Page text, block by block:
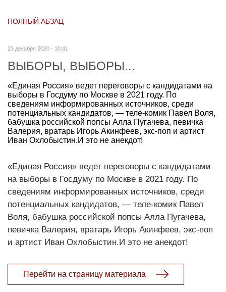
ПОЛНЫЙ АБЗАЦ
23 декабря 2020 - 10:41
ВЫБОРЫ, ВЫБОРЫ...
«Единая Россия» ведет переговоры с кандидатами на
выборы в Госдуму по Москве в 2021 году. По
сведениям информированных источников, среди
потенциальных кандидатов, — теле-комик Павел Воля,
бабушка российской попсы Алла Пугачева, певичка
Валерия, вратарь Игорь Акинфеев, экс-поп и артист
Иван Охлобыстин.И это не анекдот!
«Единая Россия» ведет переговоры с кандидатами
на выборы в Госдуму по Москве в 2021 году. По
сведениям информированных источников, среди
потенциальных кандидатов, — теле-комик Павел
Воля, бабушка российской попсы Алла Пугачева,
певичка Валерия, вратарь Игорь Акинфеев, экс-поп
и артист Иван Охлобыстин.И это не анекдот!
Перейти на страницу материала